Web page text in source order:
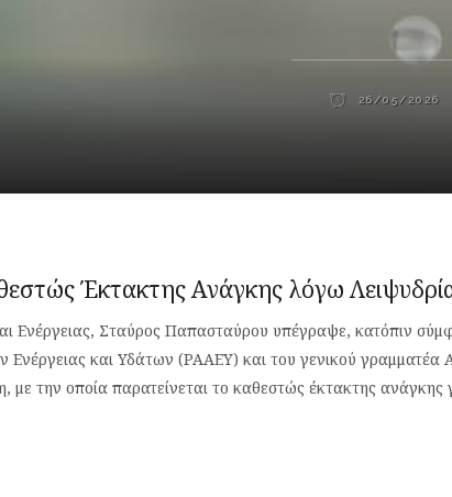
26/05/2026
Έκτακτης Ανάγκης λόγω
Ενέργειας, Σταύρος Παπασταύρου υπέγραψε, κατόπιν
Ενέργειας και Υδάτων (ΡΑΑΕΥ) και του γενικού γραμματέα
με την οποία παρατείνεται το καθεστώς έκτακτης ανάγκης